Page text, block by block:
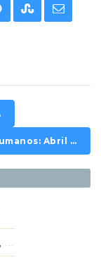
Boletín De Derechos Humanos: Abril 2026